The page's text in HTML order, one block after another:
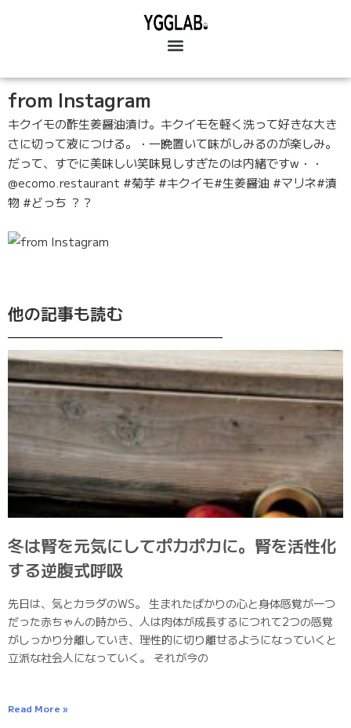
from Instagram
キクイモの酢生姜醤油漬け。キクイモを軽く洗って好きな大き
さに切って液につける。・一晩置いて味がしみるのが楽しみ。
だって、すでに美味しい笑味見しすぎたのは内緒ですw・・
@ecomo.restaurant #菊芋 #キクイモ#生姜醤油 #マリネ#漬
物 #どっち ？？
他の記事も読む
冬は腎を元気にしてポカポカに。腎を活性化
する逆腹式呼吸
先日は、気とカラダのWS。 生まれたばかりの心と身体感覚が一つ
だった赤ちゃんの時から、人は肉体が成長するにつれて2つの感覚
がしっかり分離していき、理性的に切り離せるようになっていくと
立派な社会人になっていく。 それが今の
Read More »